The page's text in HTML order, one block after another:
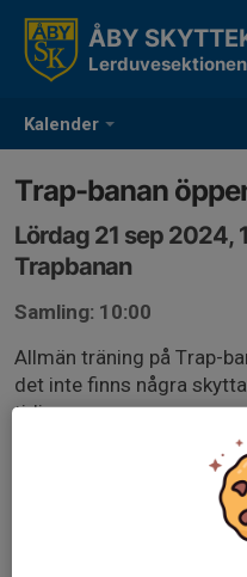
Kalender
ÅBY
Lerduvesektionen
Trap-banan
Lördag 21 sep 2024,
Trapbanan
Samling: 10:00
Allmän träning på Trap-
det inte finns några
tidigare.
Ta med egen
Glasögon ÄR KRAV vid